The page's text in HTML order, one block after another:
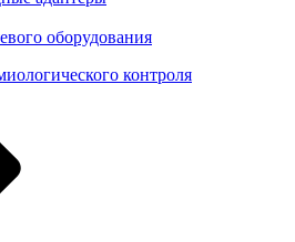
оборудования
контроля